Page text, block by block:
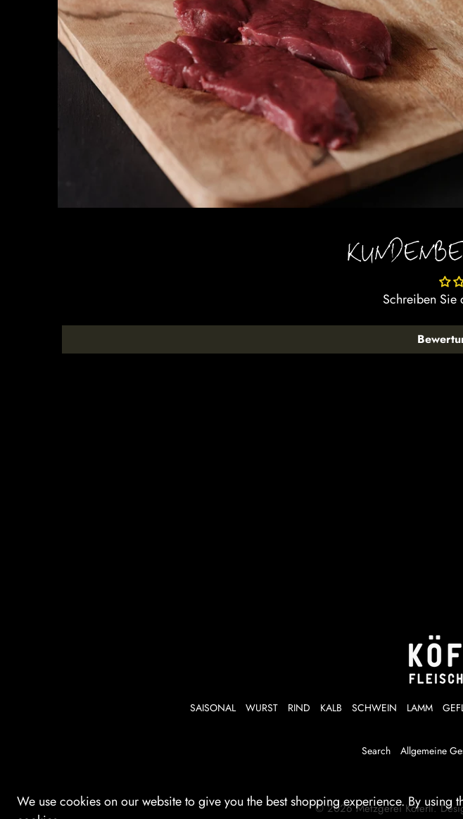
Schreiben Sie
SAISONAL WURST RIND KALB SCHWEIN LAMM
Search Allgemeine
© 2026Metzgerei Köferli.
We use cookies on our website to give you the best shopping experience. By using